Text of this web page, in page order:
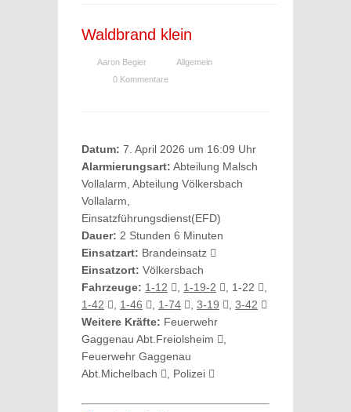
Waldbrand klein
Aaron Begier
Allgemein
0 Kommentare
Datum: 7. April 2026 um 16:09 Uhr
Alarmierungsart: Abteilung Malsch
Vollalarm, Abteilung Völkersbach
Vollalarm,
Einsatzführungsdienst(EFD)
Dauer: 2 Stunden 6 Minuten
Einsatzart: Brandeinsatz
Einsatzort: Völkersbach
Fahrzeuge: 1-12 1-19-2 , 1-22
1-42
1-46 1-74 3-19
3-42
Weitere Kräfte: Feuerwehr
Gaggenau Abt.Freiolsheim
Feuerwehr Gaggenau
Abt.Michelbach
, Polizei